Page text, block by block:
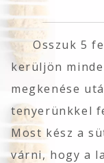
Osszuk 5
kerüljön
megkenése
tenyerünkkel
Most kész a
várni, hogy a